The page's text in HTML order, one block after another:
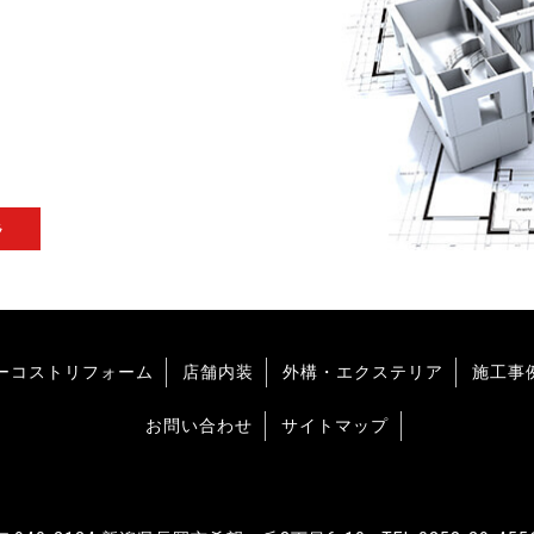
コストリフォーム 店舗内装 外構・エクステリア 施工事
お問い合わせ サイトマップ